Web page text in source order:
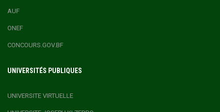
AUF
ONEF
CONCOURS.GOV.BF
UNIVERSITÉS PUBLIQUES
UNIVERSITE VIRTUELLE